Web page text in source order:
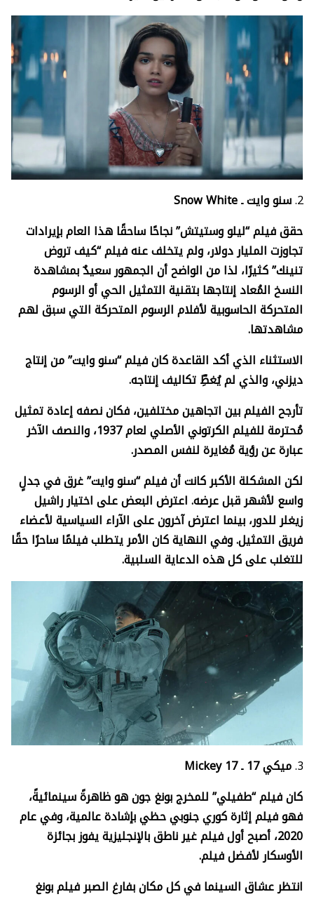
سنو وايت ـSnow White
حقق فيلم “ليلو وستيتش” نجاحًا ساحقًا هذا العام بإيرادات
تجاوزت المليار دولار، ولم يتخلف عنه فيلم “كيف تروض
تنينك” كثيرًا، لذا من الواضح أن الجمهور سعيدٌ بمشاهدة
النسخ المُعاد إنتاجها بتقنية التمثيل الحي أو الرسوم
المتحركة الحاسوبية لأفلام الرسوم المتحركة التي سبق لهم
مشاهدتها.
الاستثناء الذي أكد القاعدة كان فيلم “سنو وايت” من إنتاج
ديزني، والذي لم يُغطِّ تكاليف إنتاجه.
تأرجح الفيلم بين اتجاهين مختلفين، فكان نصفه إعادة تمثيل
مُحترمة للفيلم الكرتوني الأصلي لعام 1937، والنصف الآخر
عبارة عن رؤية مُغايرة لنفس المصدر.
لكن المشكلة الأكبر كانت أن فيلم “سنو وايت” غرق في جدلٍ
واسع لأشهر قبل عرضه. اعترض البعض على اختيار راشيل
زيغلر للدور، بينما اعترض آخرون على الآراء السياسية لأعضاء
فريق التمثيل. وفي النهاية كان الأمر يتطلب فيلمًا ساحرًا حقًا
للتغلب على كل هذه الدعاية السلبية.
ميكي 17 ـ
Mickey 17
كان فيلم “طفيلي” للمخرج بونغ جون هو ظاهرةً سينمائيةً،
فهو فيلم إثارة كوري جنوبي حظي بإشادة عالمية، وفي عام
2020، أصبح أول فيلم غير ناطق بالإنجليزية يفوز بجائزة
الأوسكار لأفضل فيلم.
انتظر عشاق السينما في كل مكان بفارغ الصبر فيلم بونغ